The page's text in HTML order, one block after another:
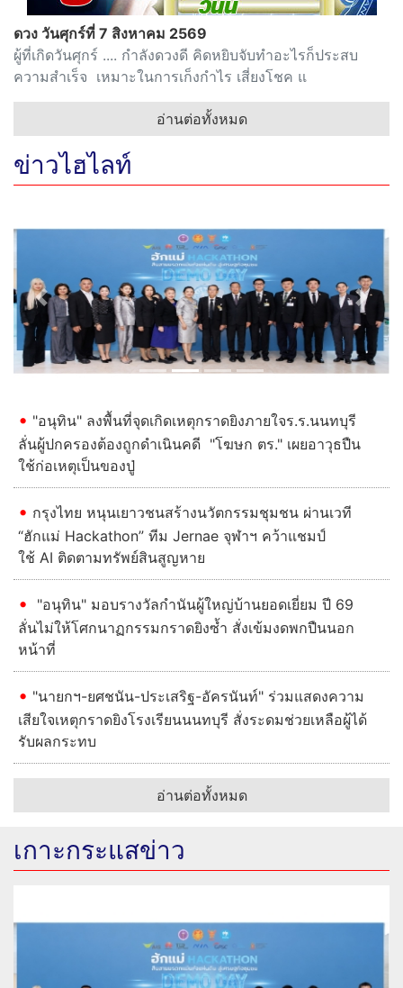
ดวง วันศุกร์ที่ 7 สิงหาคม 2569
ผู้ที่เกิดวันศุกร์ .... กำลังดวงดี คิดหยิบจับทำอะไรก็ประสบ
ความสำเร็จ เหมาะในการเก็งกำไร เสี่ยงโชค แ
อ่านต่อทั้งหมด
ข่าวไฮไลท์
Previous Next
"อนุทิน" ลงพื้นที่จุดเกิดเหตุกราดยิงภายใจร.ร.นนทบุรี
ลั่นผู้ปกครองต้องถูกดําเนินคดี "โฆษก ตร." เผยอาวุธปืน
ใช้ก่อเหตุเป็นของปู่
กรุงไทย หนุนเยาวชนสร้างนวัตกรรมชุมชน ผ่านเวที
“ฮักแม่ Hackathon” ทีม Jernae จุฬาฯ คว้าแชมป์
ใช้ AI ติดตามทรัพย์สินสูญหาย
"อนุทิน" มอบรางวัลกำนันผู้ใหญ่บ้านยอดเยี่ยม ปี 69
ลั่นไม่ให้โศกนาฏกรรมกราดยิงซ้ำ สั่งเข้มงดพกปืนนอก
หน้าที่
"นายกฯ-ยศชนัน-ประเสริฐ-อัครนันท์" ร่วมแสดงความ
เสียใจเหตุกราดยิงโรงเรียนนนทบุรี สั่งระดมช่วยเหลือผู้ได้
รับผลกระทบ
อ่านต่อทั้งหมด
เกาะกระแสข่าว